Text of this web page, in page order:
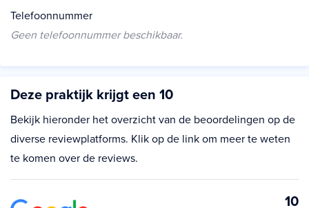
Telefoonnummer
Geen telefoonnummer beschikbaar.
Deze praktijk krijgt een 10
Bekijk hieronder het overzicht van de beoordelingen op de
diverse reviewplatforms. Klik op de link om meer te weten
te komen over de reviews.
10